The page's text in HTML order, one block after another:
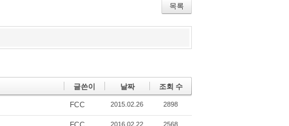
bo
ok
ou
s
목록
글쓴이 날짜 조회 수
FCC 2015.02.26 2898
2016.02.22 2568